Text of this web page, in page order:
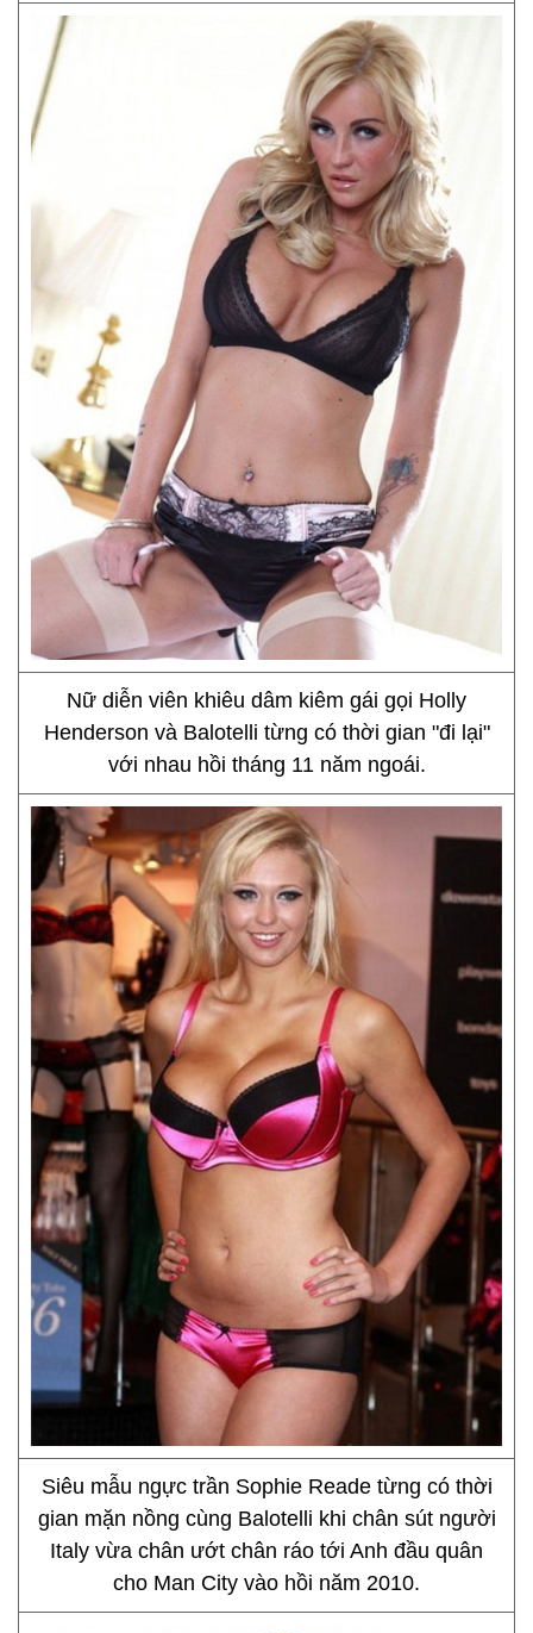
Nữ diễn viên khiêu dâm kiêm gái gọi Holly
Henderson và Balotelli từng có thời gian "đi lại"
với nhau hồi tháng 11 năm ngoái.
Siêu mẫu ngực trần Sophie Reade từng có thời
gian mặn nồng cùng Balotelli khi chân sút người
Italy vừa chân ướt chân ráo tới Anh đầu quân
cho Man City vào hồi năm 2010.